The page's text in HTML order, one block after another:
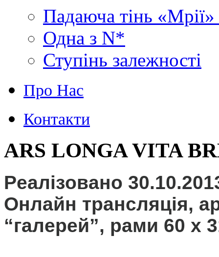
Падаюча тінь
Одна з N*
Ступінь залежності
Про Нас
Контакти
ARS LONGA VITA
Реалізовано
Онлайн трансляція,
“галерей”, рами 60 x